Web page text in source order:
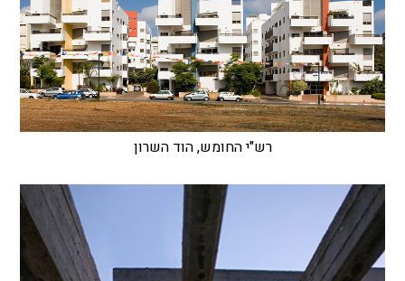
רש"י החומש, הוד השרון